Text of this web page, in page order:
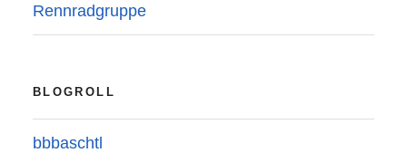
Rennradgruppe
BLOGROLL
bbbaschtl